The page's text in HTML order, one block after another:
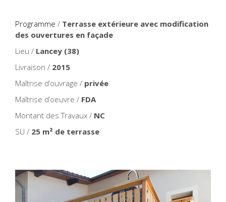
Programme / Terrasse extérieure avec modification
des ouvertures en façade
Lieu / Lancey (38)
Livraison / 2015
Maîtrise d’ouvrage / privée
Maîtrise d’oeuvre / FDA
Montant des Travaux / NC
SU / 25 m² de terrasse